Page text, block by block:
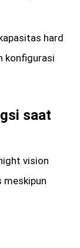
hard
konfigurasi
saat
vision
meskipun